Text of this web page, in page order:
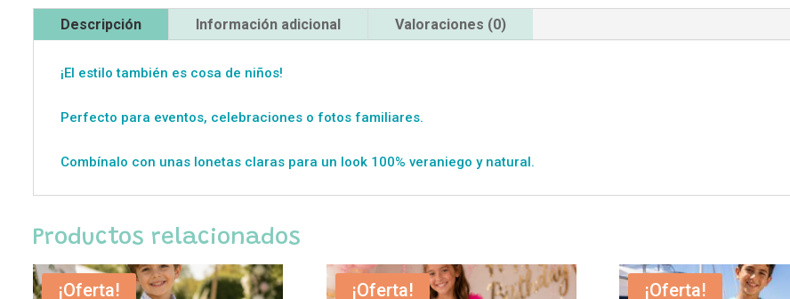
Descripción Información adicional Valoraciones (0)
¡El estilo también es cosa de niños!
Perfecto para eventos, celebraciones o fotos familiares.
Combínalo con unas lonetas claras para un look 100% veraniego y natural.
Productos relacionados
¡Oferta! ¡Oferta! ¡Oferta!